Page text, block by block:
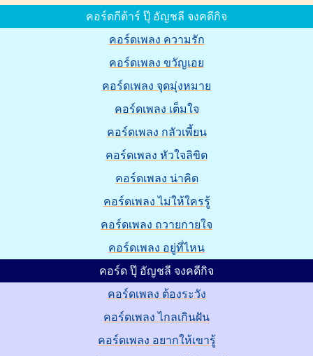
คอร์ดกีต้าร์ ปุ๊ อัญชลี จงคดีกิจ
คอร์ดเพลง ความรัก
คอร์ดเพลง ขวัญเอย
คอร์ดเพลง จุดมุ่งหมาย
คอร์ดเพลง เต็มใจ
คอร์ดเพลง กลัวเพี้ยน
คอร์ดเพลง หัวใจลิขิต
คอร์ดเพลง น่าคิด
คอร์ดเพลง ไม่ให้ใครรู้
คอร์ดเพลง ถวายกายใจ
คอร์ดเพลง อยู่ที่ไหน
คอร์ด ปุ๊ อัญชลี จงคดีกิจ
คอร์ดเพลง ต้องระวัง
คอร์ดเพลง ไกลเกินฝัน
คอร์ดเพลง อยากให้เขารู้